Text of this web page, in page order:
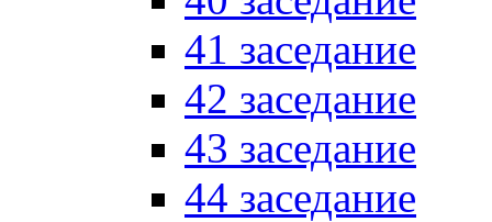
41 заседание
42 заседание
43 заседание
44 заседание